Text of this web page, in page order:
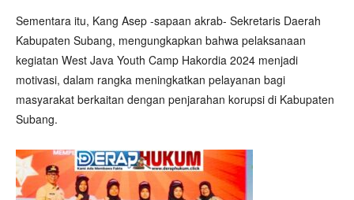
Sementara itu, Kang Asep -sapaan akrab- Sekretaris Daerah
Kabupaten Subang, mengungkapkan bahwa pelaksanaan
kegiatan West Java Youth Camp Hakordia 2024 menjadi
motivasi, dalam rangka meningkatkan pelayanan bagi
masyarakat berkaitan dengan penjarahan korupsi di Kabupaten
Subang.